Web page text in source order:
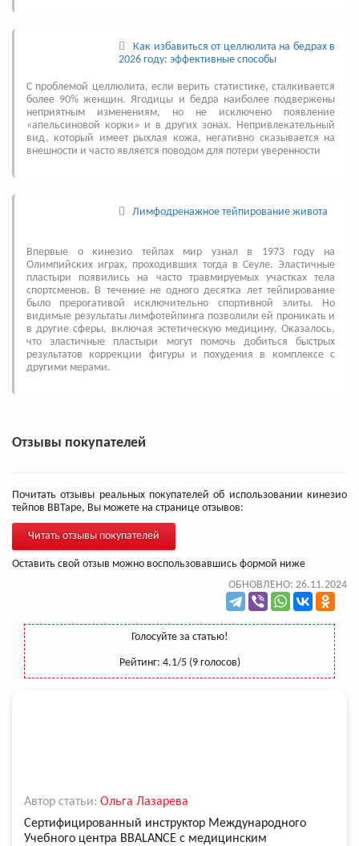
Как избавиться от целлюлита на бедрах в
2026 году: эффективные способы
С проблемой целлюлита, если верить статистике, сталкивается
более 90% женщин. Ягодицы и бедра наиболее подвержены
неприятным изменениям, но не исключено появление
«апельсиновой корки» и в других зонах. Непривлекательный
вид, который имеет рыхлая кожа, негативно сказывается на
внешности и часто является поводом для потери уверенности
Лимфодренажное тейпирование живота
Впервые о кинезио тейпах мир узнал в 1973 году на
Олимпийских играх, проходивших тогда в Сеуле. Эластичные
пластыри появились на часто травмируемых участках тела
спортсменов. В течение не одного десятка лет тейпирование
было прерогативой исключительно спортивной элиты. Но
видимые результаты лимфотейпинга позволили ей проникать и
в другие сферы, включая эстетическую медицину. Оказалось,
что эластичные пластыри могут помочь добиться быстрых
результатов коррекции фигуры и похудения в комплексе с
другими мерами.
Отзывы покупателей
Почитать отзывы реальных покупателей об использовании кинезио
тейпов BBTape, Вы можете на странице отзывов:
Читать отзывы покупателей
Оставить свой отзыв можно воспользовавшись формой ниже
ОБНОВЛЕНО: 26.11.2024
Голосуйте за статью!
Рейтинг: 4.1/5 (9голосов)
Автор статьи: Ольга Лазарева
Сертифицированный инструктор Международного
Учебного центра BBALANCE с медицинским